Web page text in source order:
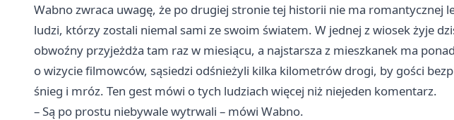
Wabno zwraca uwagę, że po drugiej stronie tej historii nie ma romantycznej
ludzi, którzy zostali niemal sami ze swoim światem. W jednej z wiosek żyje
obwoźny przyjeżdża tam raz w miesiącu, a najstarsza z mieszkanek ma
o wizycie filmowców, sąsiedzi odśnieżyli kilka kilometrów drogi, by gości
śnieg i mróz. Ten gest mówi o tych ludziach więcej niż niejeden komentarz.
– Są po prostu niebywale wytrwali – mówi Wabno.